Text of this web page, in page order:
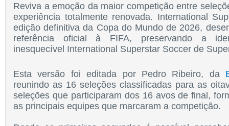
Reviva a emoção da maior competição entre
experiência totalmente renovada. International
edição definitiva da Copa do Mundo de 2026,
referência oficial à FIFA, preservando a
inesquecível International Superstar Soccer de
Esta versão foi editada por Pedro Ribeiro, da
reunindo as 16 seleções classificadas para as
seleções que participaram dos 16 avos de final,
as principais equipes que marcaram a competição.